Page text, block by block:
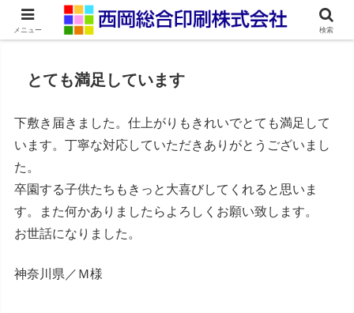
ネット印刷通販・オンデマンド印刷
とても満足しています
下敷き届きました。仕上がりもきれいでとても満足して
います。丁寧な対応していただきありがとうございまし
た。
卒園する子供たちもきっと大喜びしてくれると思いま
す。また何かありましたらよろしくお願い致します。
お世話になりました。
神奈川県／Ｍ様
メニュー 検索